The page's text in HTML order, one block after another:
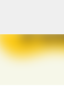
principal